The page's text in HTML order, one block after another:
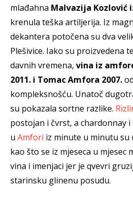
mlađahna Malvazija Kozlović
krenula teška artiljerija. Iz
dekantera potočena su dva
Plešivice. Iako su proizvedena
davnih vremena, vina iz
2011. i Tomac Amfora 2007.
kompleksnošću. Unatoč
su pokazala sortne razlike.
postojan i čvrst, a chardonnay
u Amfori iz minute u minutu su
kao što se iz mjeseca u mjesec
vina i imenjaci jer je qvevri
starinsku glinenu posudu.